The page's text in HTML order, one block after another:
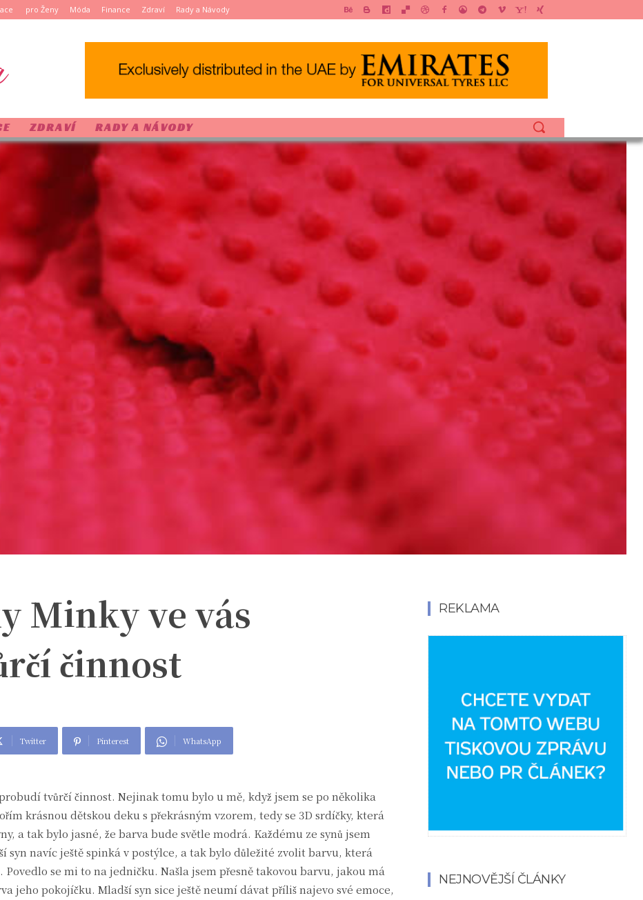
pro Ženy Móda Finance Zdraví Rady a Návody
ZDRAVÍ RADY A NÁVODY
Minky ve vás
činnost
Twitter Pinterest WhatsApp
tvůrčí činnost. Nejinak tomu bylo u mě, když jsem se po několika
krásnou dětskou deku s překrásným vzorem, tedy se 3D srdíčky, která
a tak bylo jasné, že barva bude světle modrá. Každému ze synů jsem
syn navíc ještě spinká v postýlce, a tak bylo důležité zvolit barvu, která
se mi to na jedničku. Našla jsem přesně takovou barvu, jakou má
jeho pokojíčku. Mladší syn sice ještě neumí dávat příliš najevo své emoce,
REKLAMA
NEJNOVĚJŠÍ ČLÁNKY